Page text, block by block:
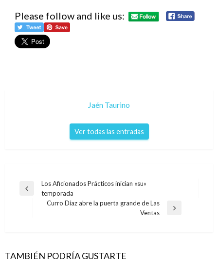
Please follow and like us:
Jaén Taurino
Ver todas las entradas
Navegación
Entrada
Los Aficionados Prácticos inician «su»
temporada
Curro Díaz abre la puerta grande de Las
Ventas
TAMBIÉN PODRÍA GUSTARTE